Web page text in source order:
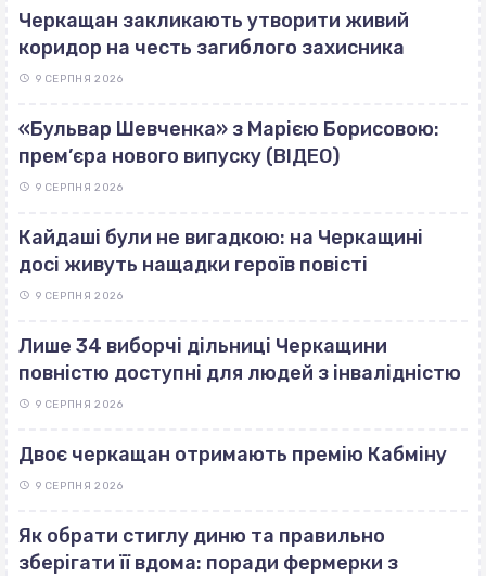
Черкащан закликають утворити живий
коридор на честь загиблого захисника
9 СЕРПНЯ 2026
«Бульвар Шевченка» з Марією Борисовою:
прем’єра нового випуску (ВІДЕО)
9 СЕРПНЯ 2026
Кайдаші були не вигадкою: на Черкащині
досі живуть нащадки героїв повісті
9 СЕРПНЯ 2026
Лише 34 виборчі дільниці Черкащини
повністю доступні для людей з інвалідністю
9 СЕРПНЯ 2026
Двоє черкащан отримають премію Кабміну
9 СЕРПНЯ 2026
Як обрати стиглу диню та правильно
зберігати її вдома: поради фермерки з